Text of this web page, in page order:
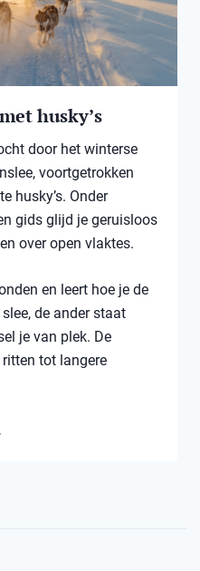
husky’s
door het winterse
voortgetrokken
husky’s. Onder
gids glijd je geruisloos
over open vlaktes.
en leert hoe je de
de ander staat
je van plek. De
tot langere